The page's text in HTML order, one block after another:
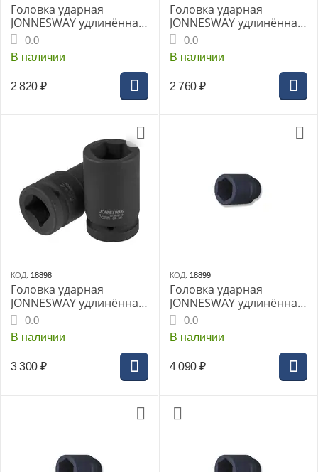
Головка ударная
JONNESWAY удлинённая
1" 32мм (S03AD8132)
0.0
В наличии
2 820 ₽
Головка ударная
JONNESWAY удлинённая
1" 36мм (S03AD8136)
0.0
В наличии
2 760 ₽
КОД: 18898
Головка ударная
JONNESWAY удлинённая
1" 41мм (S03AD8141)
0.0
В наличии
3 300 ₽
КОД: 18899
Головка ударная
JONNESWAY удлинённая
1" 46мм (S03AD8146)
0.0
В наличии
4 090 ₽